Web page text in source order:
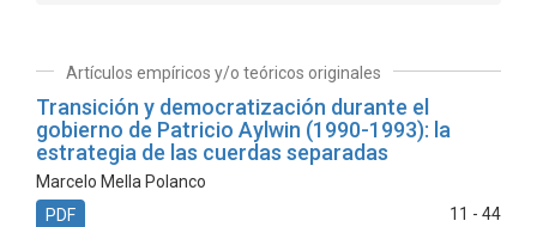
Artículos empíricos y/o teóricos originales
Transición y democratización durante el
gobierno de Patricio Aylwin (1990-1993): la
estrategia de las cuerdas separadas
Marcelo Mella Polanco
11 - 44
PDF